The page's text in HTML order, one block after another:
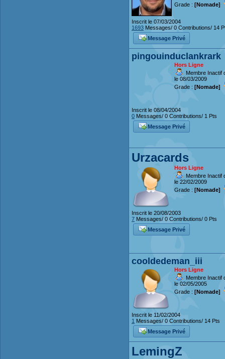
Grade : [Nomade]
Inscrit le 07/03/2004
1693 Messages/ 0 Contributions/ 14
Message Privé
pingouinduclankrark
Hors Ligne
Membre Inactif
le 08/03/2009
Grade : [Nomade]
Inscrit le 08/04/2004
0 Messages/ 0 Contributions/ 1 Pts
Message Privé
Urzacards
Hors Ligne
Membre Inactif
le 22/02/2009
Grade : [Nomade]
Inscrit le 20/08/2003
7 Messages/ 0 Contributions/ 0 Pts
Message Privé
cooldedeman_iii
Hors Ligne
Membre Inactif
le 02/05/2005
Grade : [Nomade]
Inscrit le 11/02/2004
1 Messages/ 0 Contributions/ 14 Pts
Message Privé
LemingZ